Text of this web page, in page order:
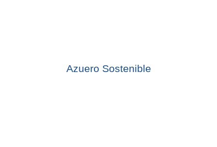
Azuero Sostenible